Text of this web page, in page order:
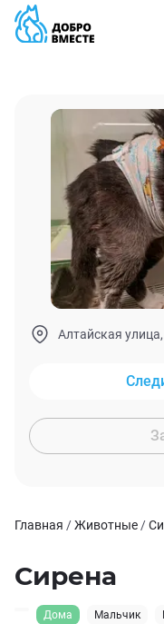
Алтайская
Главная /Животные /
Сирена
Дома Мальчик